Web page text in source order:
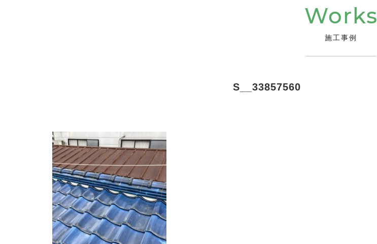
Works
施工事例
S__33857560